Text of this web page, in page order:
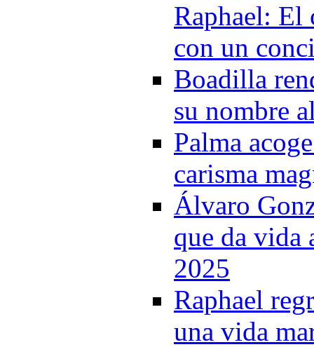
Raphael: El
con un
Boadilla
su nombre
Palma
carisma
Álvaro
que da vida
2025
Raphael
una vida